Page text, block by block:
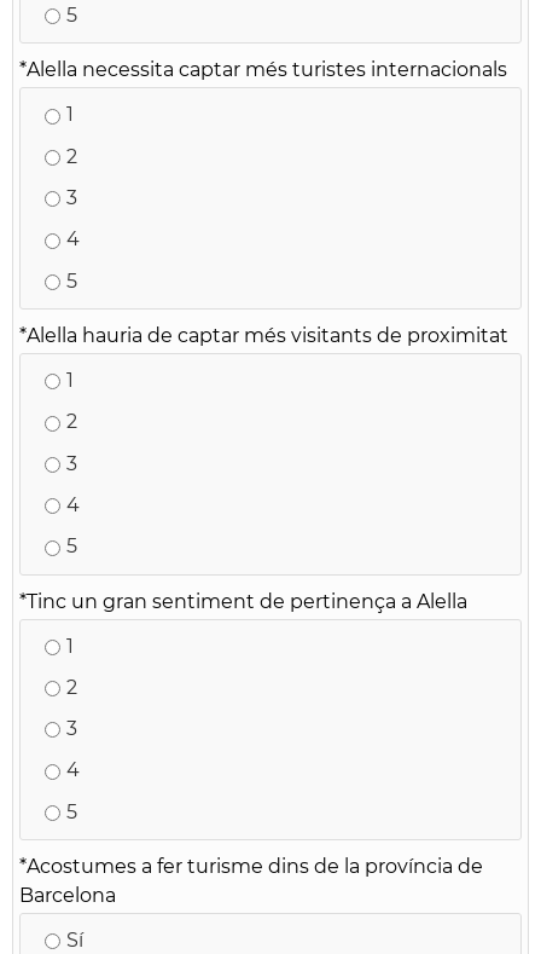
5
*Alella necessita captar més turistes internacionals
1
2
3
4
5
*Alella hauria de captar més visitants de proximitat
1
2
3
4
5
*Tinc un gran sentiment de pertinença a Alella
1
2
3
4
5
*Acostumes a fer turisme dins de la província de
Barcelona
Sí